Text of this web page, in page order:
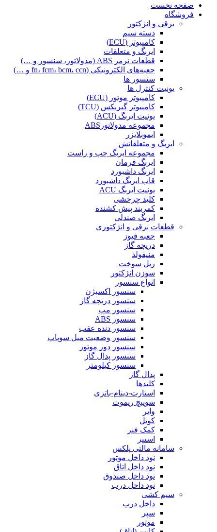
صفحه نخست
فروشگاه
برقی و انژکتور
دسته سیم
کامپیوتر (ECU)
ایربگ و متعلقات
قطعات ترمز ABS (مدولاتور، سنسور و …)
جعبه‌های الکترونیکی (fn، fcm، bcm، ccn و …)
سنسور ها
یونیت کنترل ها
کامپیوتر موتور (ECU)
کامپیوتر گیربکس (TCU)
یونیت ایربگ (ACU)
مجموعه مدولاتورABS
ایموبلایزر
ایربگ و متعلقاتش
مجموعه ایربگ چپ و راست
ایربگ فرمان
ایربگ داشبورد
قاب ایربگ داشبورد
یونیت ایربگ ACU
کلید چرخشی
کمربند پیش کشنده
ایربگ صندلی
قطعات برقی و انژکتوری
جعبه فیوز
دریچه گاز
منیفولد
ریل سوخت
سوزن انژکتور
انواع سنسور
سنسور اکسیژن
سنسور دریچه گاز
سنسور مپ
سنسور ABS
سنسور دنده عقب
سنسور وضعیت میل سوپاپ
سنسور دور موتور
سنسور پدال گاز
سنسور کیلومتر
پدال گاز
کلیدها
استارت-دینام-باتری
سوییچ ریموت
وایر
کویل
کمک فنر
استپر
سامانه مالتی پلکس
نود داخل موتور
نود داخل اتاق
نود داخل صندوق
نود داخل درب
سیم کشی
داخل درب
سپر
موتور